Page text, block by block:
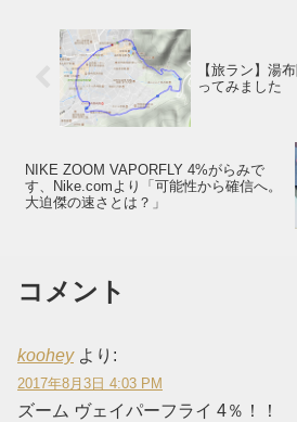
【旅ラン】湯
ってみました
NIKE ZOOM VAPORFLY 4%がらみで
す、Nike.comより「可能性から確信へ。
大迫傑の速さとは？」
コメント
koohey より:
2017年8月3日 4:03 PM
ズーム ヴェイパーフライ 4％！！